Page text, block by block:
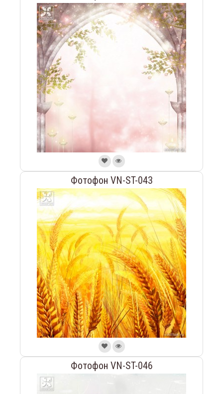
Фотофон VN-ST-043
Фотофон VN-ST-046